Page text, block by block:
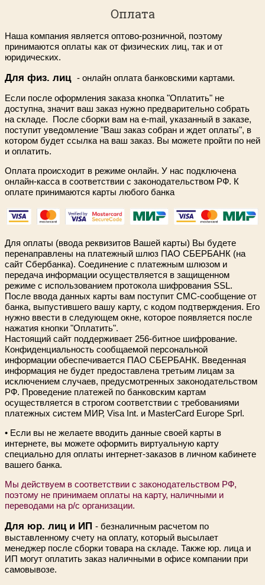
Оплата
Наша компания является оптово-розничной, поэтому
принимаются оплаты как от физических лиц, так и от
юридических.
Для физ. лиц - онлайн оплата банковскими картами.
Если после оформления заказа кнопка "Оплатить" не
доступна, значит ваш заказ нужно предварительно собрать
на складе. После сборки вам на e-mail, указанный в заказе,
поступит уведомление "Ваш заказ собран и ждет оплаты", в
котором будет ссылка на ваш заказ. Вы можете пройти по ней
и оплатить.
Оплата происходит в режиме онлайн. У нас подключена
онлайн-касса в соответствии с законодательством РФ. К
оплате принимаются карты любого банка
Для оплаты (ввода реквизитов Вашей карты) Вы будете
перенаправлены на платежный шлюз ПАО СБЕРБАНК (на
сайт Сбербанка). Соединение с платежным шлюзом и
передача информации осуществляется в защищенном
режиме с использованием протокола шифрования SSL.
После ввода данных карты вам поступит СМС-сообщение от
банка, выпустившего вашу карту, с кодом подтверждения. Его
нужно ввести в следующем окне, которое появляется после
нажатия кнопки "Оплатить".
Настоящий сайт поддерживает 256-битное шифрование.
Конфиденциальность сообщаемой персональной
информации обеспечивается ПАО СБЕРБАНК. Введенная
информация не будет предоставлена третьим лицам за
исключением случаев, предусмотренных законодательством
РФ. Проведение платежей по банковским картам
осуществляется в строгом соответствии с требованиями
платежных систем МИР, Visa Int. и MasterCard Europe Sprl.
• Если вы не желаете вводить данные своей карты в
интернете, вы можете оформить виртуальную карту
специально для оплаты интернет-заказов в личном кабинете
вашего банка.
Мы действуем в соответствии с законодательством РФ,
поэтому не принимаем оплаты на карту, наличными и
переводами на р/с организации.
Для юр. лиц и ИП - безналичным расчетом по
выставленному счету на оплату, который высылает
менеджер после сборки товара на складе. Также юр. лица и
ИП могут оплатить заказ наличными в офисе компании при
самовывозе.
Растяжитель для обуви
Жидкая кожа
Салфетки и варежки для обуви
Носки
Очиститель для замши
Грунт для кожи
Закрепитель для краски
Специальные средства для
ремонта кожи
Клей для обуви
Жидкая кожа
замши
кожи
Уход за кожаной
обувью
Как правильно
Как избавится от
запаха в обуви
Как растянуть
Общий уход за
Как выбрать крем
Очистка изделий
нубука и велюра
Покраска
Правильный уход
замшей
Реставрация замши